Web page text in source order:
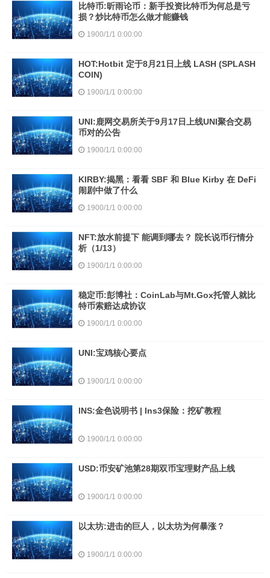
比特币:昕雨论币：新手投资比特币为何总是亏
损？炒比特币怎么做才能赚钱
1900/1/1 0:00:00
HOT:Hotbit 定于8月21日上线 LASH (SPLASH
COIN)
1900/1/1 0:00:00
UNI:鹿网交易所关于9月17日上线UNI聚合交易
币对的公告
1900/1/1 0:00:00
KIRBY:揭黑：看看 SBF 和 Blue Kirby 在 DeFi
闹剧中做了什么
1900/1/1 0:00:00
NFT:放水前提下 能调到哪去？ 院长说币行情分
析（1/13）
1900/1/1 0:00:00
稳定币:彭博社：CoinLab与Mt.Gox托管人就比
特币索赔达成协议
1900/1/1 0:00:00
UNI:宝鸡核心要点
1900/1/1 0:00:00
INS:金色说明书 | Ins3保险：挖矿教程
1900/1/1 0:00:00
USD:币安矿池第28期双币宝理财产品上线
1900/1/1 0:00:00
以太坊:进击的巨人，以太坊为何暴涨？
1900/1/1 0:00:00